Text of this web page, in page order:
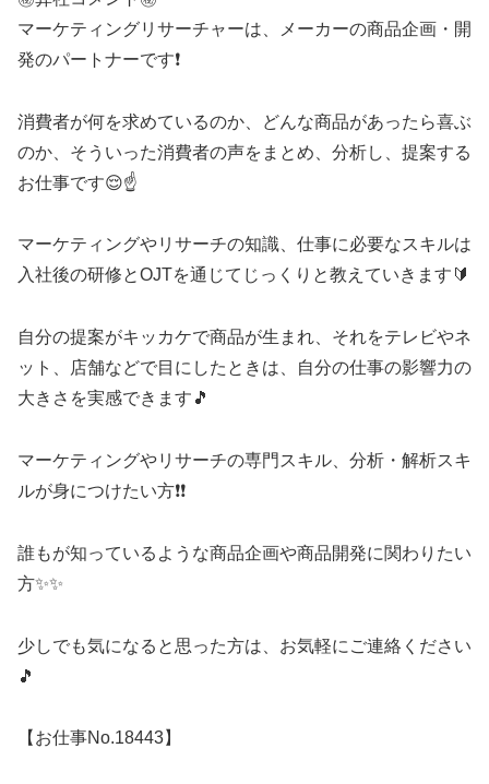
マーケティングリサーチャーは、メーカーの商品企画・開
発のパートナーです❗
消費者が何を求めているのか、どんな商品があったら喜ぶ
のか、そういった消費者の声をまとめ、分析し、提案する
お仕事です😌☝️
マーケティングやリサーチの知識、仕事に必要なスキルは
入社後の研修とOJTを通じてじっくりと教えていきます🔰
自分の提案がキッカケで商品が生まれ、それをテレビやネ
ット、店舗などで目にしたときは、自分の仕事の影響力の
大きさを実感できます🎵
マーケティングやリサーチの専門スキル、分析・解析スキ
ルが身につけたい方❗❗
誰もが知っているような商品企画や商品開発に関わりたい
方✨✨
少しでも気になると思った方は、お気軽にご連絡ください
🎵
【お仕事No.18443】